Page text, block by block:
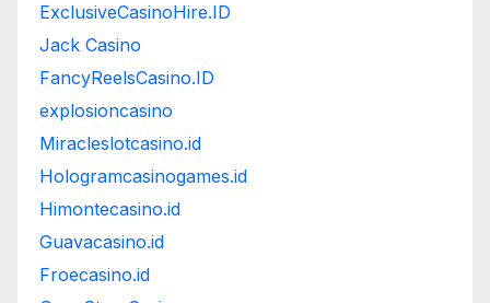
ExclusiveCasinoHire.ID
Jack Casino
FancyReelsCasino.ID
explosioncasino
Miracleslotcasino.id
Hologramcasinogames.id
Himontecasino.id
Guavacasino.id
Froecasino.id